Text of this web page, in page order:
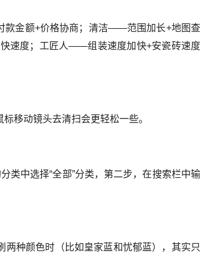
款金额+价格协商；清洁——范围加长+地图查
速度；工匠人——组装速度加快+安瓷砖速度
移动镜头去清扫会更轻松一些。
类中选择“全部”分类，第二步，在搜索栏中输
种颜色时（比如皇家蓝和忧郁蓝），其实只